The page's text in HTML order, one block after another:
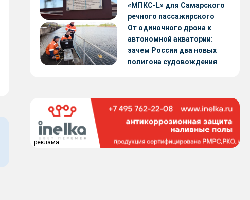
«МПКС-L» для Самарского
речного пассажирского
предприятия
От одиночного дрона к
автономной акватории:
зачем России два новых
полигона судовождения
реклама